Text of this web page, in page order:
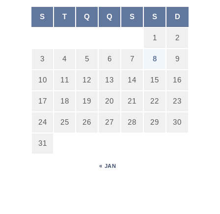
S T Q Q S S D
1 2
3 4 5 6 7 8 9
10 11 12 13 14 15 16
17 18 19 20 21 22 23
24 25 26 27 28 29 30
31
« JAN